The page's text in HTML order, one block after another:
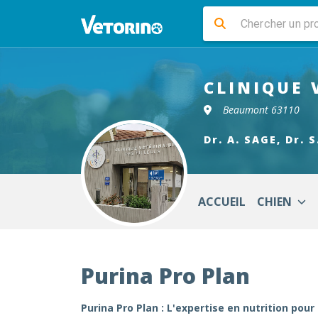
CLINIQUE
Beaumont 63110
Dr. A. SAGE, Dr.
ACCUEIL CHIEN
Purina Pro Plan
Purina Pro Plan : L'expertise en nutrition